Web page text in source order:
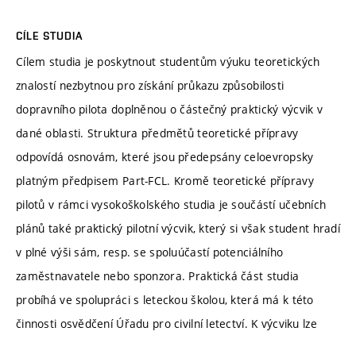
CÍLE STUDIA
Cílem studia je poskytnout studentům výuku teoretických
znalostí nezbytnou pro získání průkazu způsobilosti
dopravního pilota doplněnou o částečný praktický výcvik v
dané oblasti. Struktura předmětů teoretické přípravy
odpovídá osnovám, které jsou předepsány celoevropsky
platným předpisem Part-FCL. Kromě teoretické přípravy
pilotů v rámci vysokoškolského studia je součástí učebních
plánů také praktický pilotní výcvik, který si však student hradí
v plné výši sám, resp. se spoluúčastí potenciálního
zaměstnavatele nebo sponzora. Praktická část studia
probíhá ve spolupráci s leteckou školou, která má k této
činnosti osvědčení Úřadu pro civilní letectví. K výcviku lze